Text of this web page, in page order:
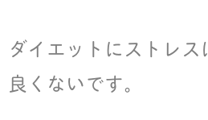
ダイエットにストレス
良くないです。